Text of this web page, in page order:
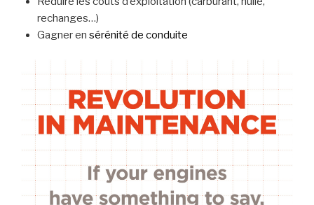
rechanges…)
Gagner en sérénité de conduite